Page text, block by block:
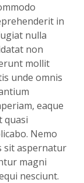
in
nulla
non
mollit
unde omnis
eaque
quasi
Nemo
sit aspernatur
magni
nesciunt.